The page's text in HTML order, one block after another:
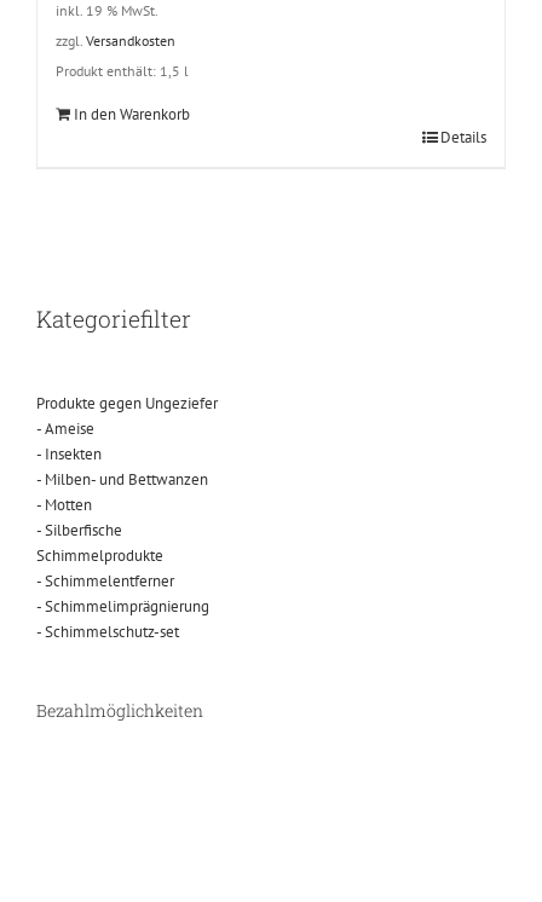
inkl. 19 % MwSt.
zzgl. Versandkosten
Produkt enthält: 1,5 l
In den Warenkorb
Details
Kategoriefilter
Produkte gegen Ungeziefer
- Ameise
- Insekten
- Milben- und Bettwanzen
- Motten
- Silberfische
Schimmelprodukte
- Schimmelentferner
- Schimmelimprägnierung
- Schimmelschutz-set
Bezahlmöglichkeiten